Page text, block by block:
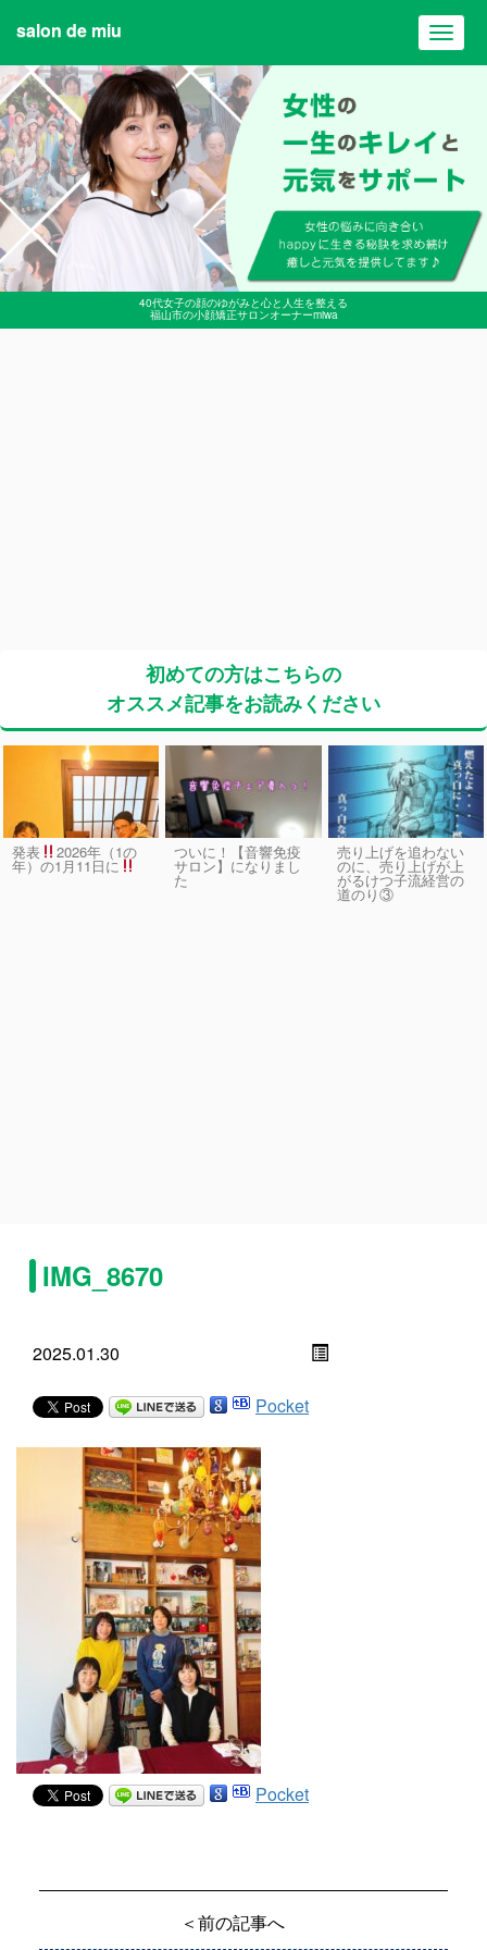
40代女子の顔のゆがみと心と人生を整える
福山市の小顔矯正サロンオーナーmiwa
salon de miu
初めての方はこちらの
オススメ記事をお読みください
発表 2026年（1の
年）の1月11日に
ついに！【音響免疫
サロン】になりまし
た
売り上げを追わない
のに、売り上げが上
がるけつ子流経営の
道のり③
IMG_8670
2025.01.30
Pocket
Pocket
＜前の記事へ